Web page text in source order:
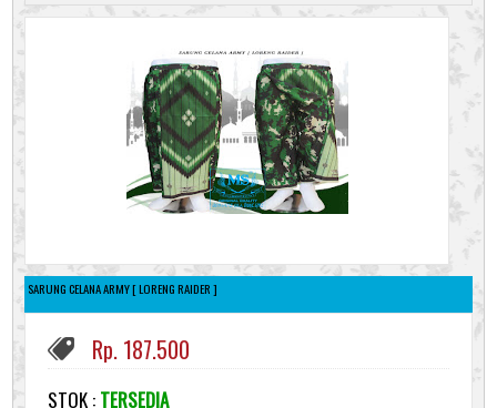
SARUNG CELANA ARMY [ LORENG RAIDER ]
Rp. 187.500
STOK : TERSEDIA